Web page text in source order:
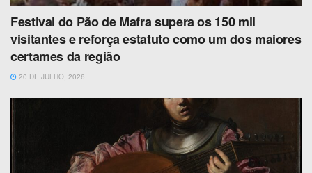
Festival do Pão de Mafra supera os 150 mil
visitantes e reforça estatuto como um dos maiores
certames da região
20 DE JULHO, 2026